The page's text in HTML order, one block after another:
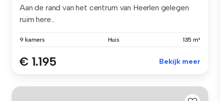
Aan de rand van het centrum van Heerlen gelegen
ruim here...
9 kamers Huis 135 m²
€ 1.195 Bekijk meer